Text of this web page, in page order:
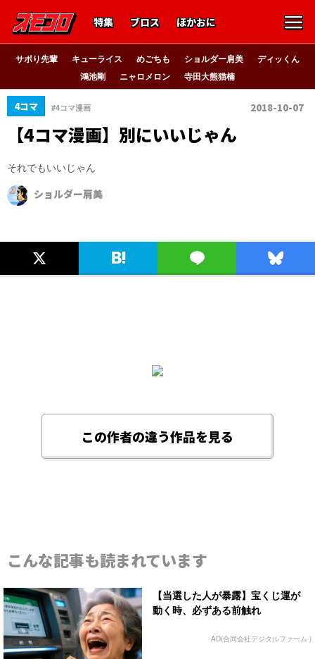
特集 ブロス ほかおに
サボり先輩 キューライス めごちも ショルダー肩美
ディッくん
鴻池剛
ニャロメロン 寺田大熊猫楠
4コマ #4コマ漫画 2018-10-07
【4コマ漫画】別にいいじゃん
それでもいいじゃん
ショルダー肩美
この作者の違う作品を見る
こんな記事も読まれています
【当選した人が暴露】宝くじ運が
動く時、必ずある前触れ
AD(合同会社デジタルファーム )